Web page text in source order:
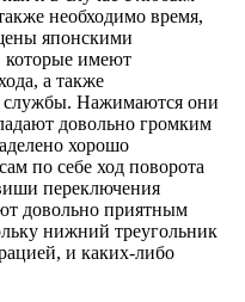
необходимо время,
японскими
которые имеют
а также
службы. Нажимаются они
довольно громким
хорошо
по себе ход поворота
переключения
довольно приятным
нижний треугольник
и каких-либо